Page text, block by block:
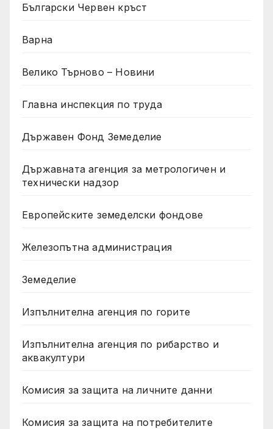
Български Червен кръст
Варна
Велико Търново – Новини
Главна инспекция по труда
Държавен Фонд Земеделие
Държавната агенция за метрологичен и
технически надзор
Европейските земеделски фондове
Железопътна администрация
Земеделие
Изпълнителна агенция по горите
Изпълнителна агенция по рибарство и
аквакултури
Комисия за защита на личните данни
Комисия за защита на потребителите